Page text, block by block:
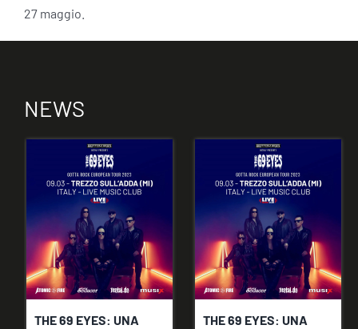
27 maggio.
NEWS
THE 69 EYES: UNA
THE 69 EYES: UNA